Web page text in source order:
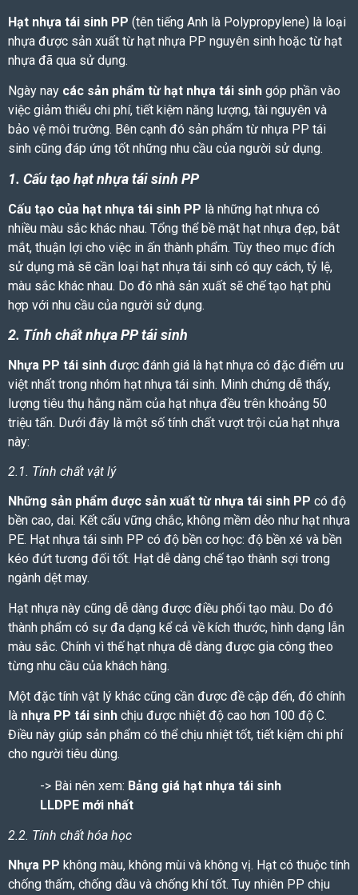
Hạt nhựa tái sinh PP (tên tiếng Anh là Polypropylene) là loại
nhựa được sản xuất từ hạt nhựa PP nguyên sinh hoặc từ hạt
nhựa đã qua sử dụng.
Ngày nay các sản phẩm từ hạt nhựa tái sinh góp phần vào
việc giảm thiểu chi phí, tiết kiệm năng lượng, tài nguyên và
bảo vệ môi trường. Bên cạnh đó sản phẩm từ nhựa PP tái
sinh cũng đáp ứng tốt những nhu cầu của người sử dụng.
1. Cấu tạo hạt nhựa tái sinh PP
Cấu tạo của hạt nhựa tái sinh PP là những hạt nhựa có
nhiều màu sắc khác nhau. Tổng thể bề mặt hạt nhựa đẹp, bắt
mắt, thuận lợi cho việc in ấn thành phẩm. Tùy theo mục đích
sử dụng mà sẽ cần loại hạt nhựa tái sinh có quy cách, tỷ lệ,
màu sắc khác nhau. Do đó nhà sản xuất sẽ chế tạo hạt phù
hợp với nhu cầu của người sử dụng.
2. Tính chất nhựa PP tái sinh
Nhựa PP tái sinh được đánh giá là hạt nhựa có đặc điểm ưu
việt nhất trong nhóm hạt nhựa tái sinh. Minh chứng dễ thấy,
lượng tiêu thụ hằng năm của hạt nhựa đều trên khoảng 50
triệu tấn. Dưới đây là một số tính chất vượt trội của hạt nhựa
này:
2.1. Tính chất vật lý
Những sản phẩm được sản xuất từ nhựa tái sinh PP có độ
bền cao, dai. Kết cấu vững chắc, không mềm dẻo như hạt nhựa
PE. Hạt nhựa tái sinh PP có độ bền cơ học: độ bền xé và bền
kéo đứt tương đối tốt. Hạt dễ dàng chế tạo thành sợi trong
ngành dệt may.
Hạt nhựa này cũng dễ dàng được điều phối tạo màu. Do đó
thành phẩm có sự đa dạng kể cả về kích thước, hình dạng lẫn
màu sắc. Chính vì thế hạt nhựa dễ dàng được gia công theo
từng nhu cầu của khách hàng.
Một đặc tính vật lý khác cũng cần được đề cập đến, đó chính
là nhựa PP tái sinh chịu được nhiệt độ cao hơn 100 độ C.
Điều này giúp sản phẩm có thể chịu nhiệt tốt, tiết kiệm chi phí
cho người tiêu dùng.
-> Bài nên xem: Bảng giá hạt nhựa tái sinh
LLDPE mới nhất
2.2. Tính chất hóa học
Nhựa PP không màu, không mùi và không vị. Hạt có thuộc tính
chống thấm, chống dầu và chống khí tốt. Tuy nhiên PP chịu